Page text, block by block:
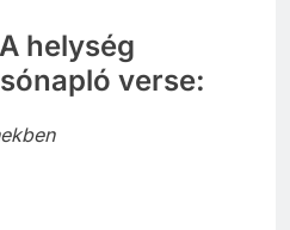
helység
verse: